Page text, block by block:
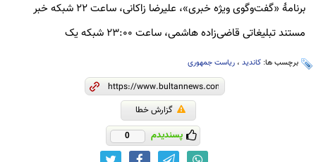
برنامۀ «گفت‌وگوی ویژه خبری»، علیرضا زاکانی، ساعت ۲۲ شبکه خبر
مستند تبلیغاتی قاضی‌زاده هاشمی، ساعت ۲۳:۰۰ شبکه یک
برچسب ها: کاندید ، ریاست جمهوری
گزارش خطا
پسندیدم 0